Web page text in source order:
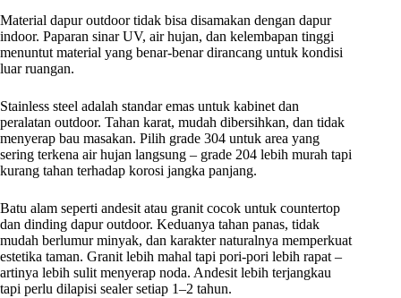
Material dapur outdoor tidak bisa disamakan dengan dapur
indoor. Paparan sinar UV, air hujan, dan kelembapan tinggi
menuntut material yang benar-benar dirancang untuk kondisi
luar ruangan.
Stainless steel adalah standar emas untuk kabinet dan
peralatan outdoor. Tahan karat, mudah dibersihkan, dan tidak
menyerap bau masakan. Pilih grade 304 untuk area yang
sering terkena air hujan langsung – grade 204 lebih murah tapi
kurang tahan terhadap korosi jangka panjang.
Batu alam seperti andesit atau granit cocok untuk countertop
dan dinding dapur outdoor. Keduanya tahan panas, tidak
mudah berlumur minyak, dan karakter naturalnya memperkuat
estetika taman. Granit lebih mahal tapi pori-pori lebih rapat –
artinya lebih sulit menyerap noda. Andesit lebih terjangkau
tapi perlu dilapisi sealer setiap 1–2 tahun.